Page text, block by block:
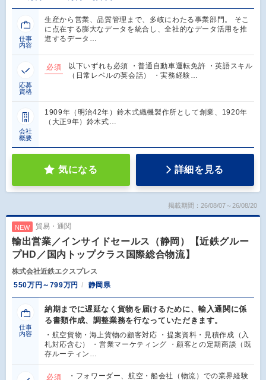
仕事
内容
生産から営業、品質管理まで、多岐にわたる事業部門。 そこ
に点在する膨大なデータを統合し、全社的なデータ活用を推
進するデータ…
応募
資格
必須
以下いずれも必須 ・普通自動車運転免許 ・英語スキル
（日常レベルの英会話） ・実務経験…
会社
概要
1909年（明治42年）鈴木式織機製作所として創業、1920年
（大正9年）鈴木式…
気になる 詳細を見る
掲載期間：26/08/07～26/08/20
NEW 貿易・通関
輸出営業／インサイドセールス（静岡）【近鉄グルー
プHD／国内トップクラス国際総合物流】
株式会社近鉄エクスプレス
550万円～799万円
静岡県
仕事
内容
納期までに遅延なく貨物を届けるために、輸入通関に係
る書類作成、調整業務を行なっていただきます。
・航空貨物・海上貨物の顧客対応 ・提案資料・見積作成（入
札対応含む） ・営業マーケティング ・顧客との定期商談（既
存ルーティン…
必須 ・フォワーダー、航空・船会社（物流）での業界経験